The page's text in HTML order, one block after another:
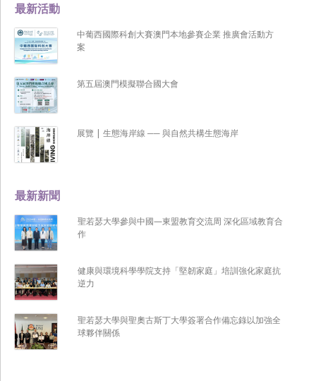
最新新聞
聖若瑟大學參與中國—東盟教育交流周 深化區域教育合
作
健康與環境科學學院支持「堅韌家庭」培訓強化家庭抗
逆力
聖若瑟大學與聖奧古斯丁大學簽署合作備忘錄以加強全
球夥伴關係
最新活動
中葡西國際科創大賽澳門本地參賽企業 推廣會活動方
案
第五屆澳門模擬聯合國大會
展覽 | 生態海岸線 ── 與自然共構生態海岸